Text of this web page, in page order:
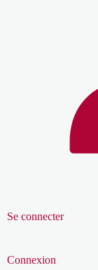
Se connecter
Connexion